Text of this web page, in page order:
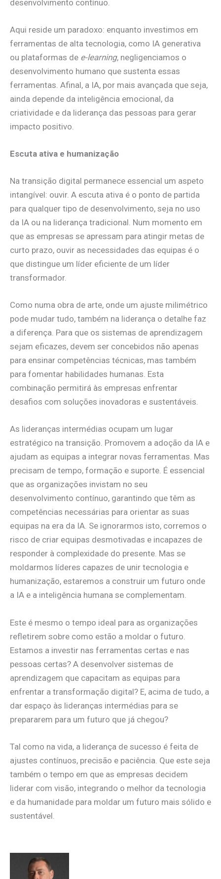
desenvolvimento contínuo.
Aqui reside um paradoxo: enquanto investimos em
ferramentas de alta tecnologia, como IA generativa
ou plataformas de e-learning, negligenciamos o
desenvolvimento humano que sustenta essas
ferramentas. Afinal, a IA, por mais avançada que seja,
ainda depende da inteligência emocional, da
criatividade e da liderança das pessoas para gerar
impacto positivo.
Escuta ativa e humanização
Na transição digital permanece essencial um aspeto
intangível: ouvir. A escuta ativa é o ponto de partida
para qualquer tipo de desenvolvimento, seja no uso
da IA ou na liderança tradicional. Num momento em
que as empresas se apressam para atingir metas de
curto prazo, ouvir as necessidades das equipas é o
que distingue um líder eficiente de um líder
transformador.
Como numa obra de arte, onde um ajuste milimétrico
pode mudar tudo, também na liderança o detalhe faz
a diferença. Para que os sistemas de aprendizagem
sejam eficazes, devem ser concebidos não apenas
para ensinar competências técnicas, mas também
para fomentar habilidades humanas. Esta
combinação permitirá às empresas enfrentar
desafios com soluções inovadoras e sustentáveis.
As lideranças intermédias ocupam um lugar
estratégico na transição. Promovem a adoção da IA e
ajudam as equipas a integrar novas ferramentas. Mas
precisam de tempo, formação e suporte. É essencial
que as organizações invistam no seu
desenvolvimento contínuo, garantindo que têm as
competências necessárias para orientar as suas
equipas na era da IA. Se ignorarmos isto, corremos o
risco de criar equipas desmotivadas e incapazes de
responder à complexidade do presente. Mas se
moldarmos líderes capazes de unir tecnologia e
humanização, estaremos a construir um futuro onde
a IA e a inteligência humana se complementam.
Este é mesmo o tempo ideal para as organizações
refletirem sobre como estão a moldar o futuro.
Estamos a investir nas ferramentas certas e nas
pessoas certas? A desenvolver sistemas de
aprendizagem que capacitam as equipas para
enfrentar a transformação digital? E, acima de tudo, a
dar espaço às lideranças intermédias para se
prepararem para um futuro que já chegou?
Tal como na vida, a liderança de sucesso é feita de
ajustes contínuos, precisão e paciência. Que este seja
também o tempo em que as empresas decidem
liderar com visão, integrando o melhor da tecnologia
e da humanidade para moldar um futuro mais sólido e
sustentável.